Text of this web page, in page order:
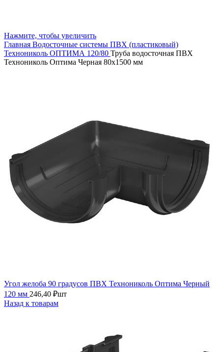
Нажмите, чтобы увеличить
Главная Водосточные системы ПВХ (пластиковый)
Технониколь ОПТИМА 120/80 Труба водосточная ПВХ
Технониколь Оптима Черная 80х1500 мм
Угол желоба 90 градусов ПВХ Технониколь Оптима Черный
120 мм 246,40 ₽шт
Назад к товарам